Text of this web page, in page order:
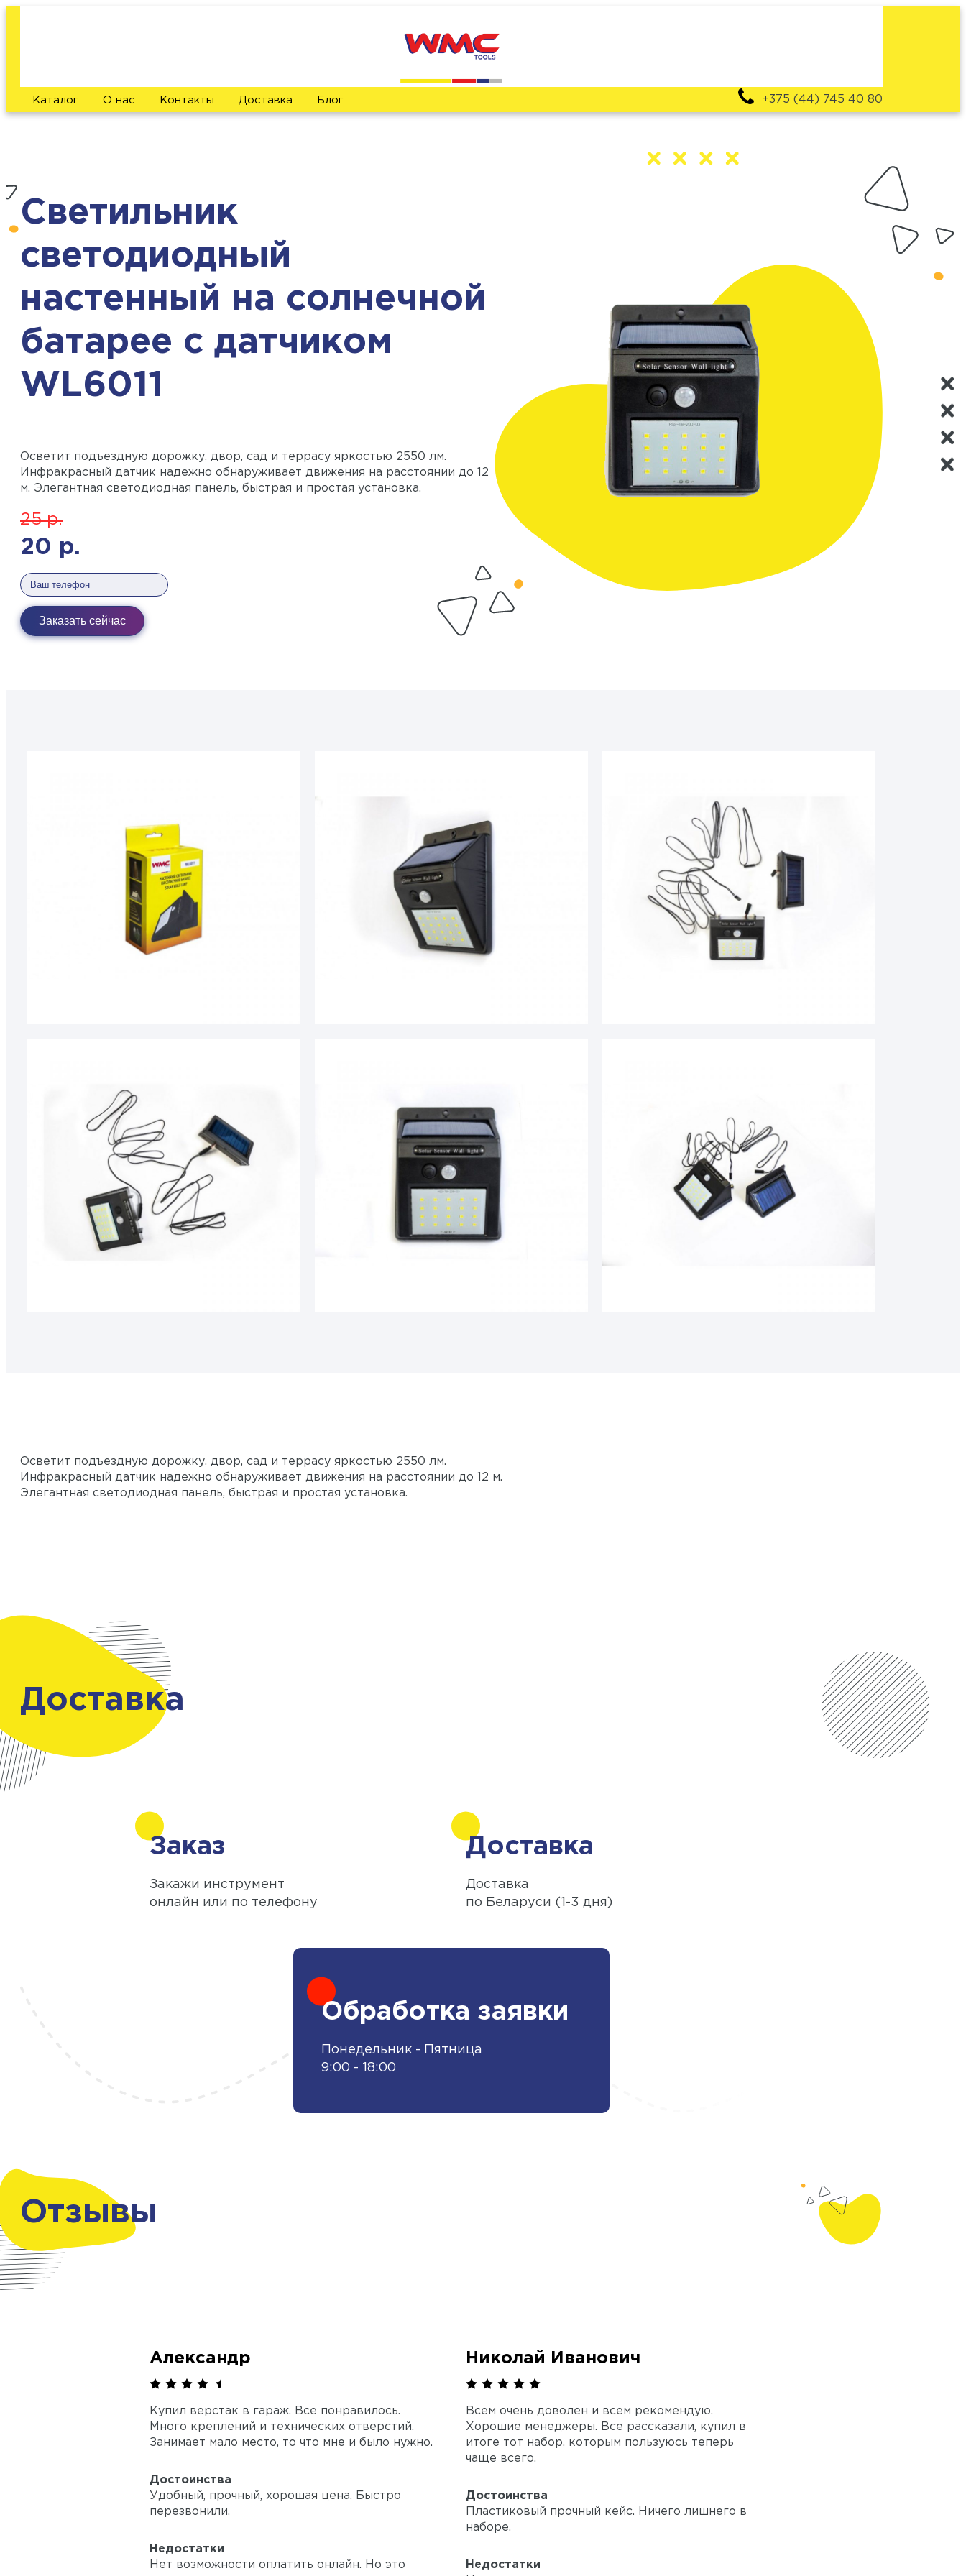
Каталог О нас Контакты Доставка Блог +375 (44) 745 40 80
Светильник
светодиодный
настенный на солнечной
батарее с датчиком
WL6011
Осветит подъездную дорожку, двор, сад и террасу яркостью 2550 лм.
Инфракрасный датчик надежно обнаруживает движения на расстоянии до 12
м. Элегантная светодиодная панель, быстрая и простая установка.
25р.
20 р.
Заказать сейчас
Осветит подъездную дорожку, двор, сад и террасу яркостью 2550 лм.
Инфракрасный датчик надежно обнаруживает движения на расстоянии до 12 м.
Элегантная светодиодная панель, быстрая и простая установка.
Доставка
Заказ
Закажи инструмент
онлайн или по телефону
Доставка
Доставка
по Беларуси (1-3 дня)
Обработка заявки
Понедельник - Пятница
9:00 - 18:00
Отзывы
Александр
Купил верстак в гараж. Все понравилось.
Много креплений и технических отверстий.
Занимает мало место, то что мне и было нужно.
Достоинства
Удобный, прочный, хорошая цена. Быстро
перезвонили.
Недостатки
Нет возможности оплатить онлайн. Но это
Николай Иванович
Всем очень доволен и всем рекомендую.
Хорошие менеджеры. Все рассказали, купил в
итоге тот набор, которым пользуюсь теперь
чаще всего.
Достоинства
Пластиковый прочный кейс. Ничего лишнего в
наборе.
Недостатки